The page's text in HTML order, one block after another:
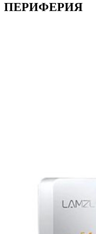
ПЕРИФЕРИЯ